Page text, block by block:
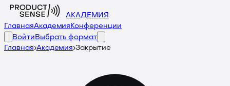
АКАДЕМИЯ
ГлавнаяАкадемия Конференции
Войти Выбрать формат
Главная›Академия›Закрытие